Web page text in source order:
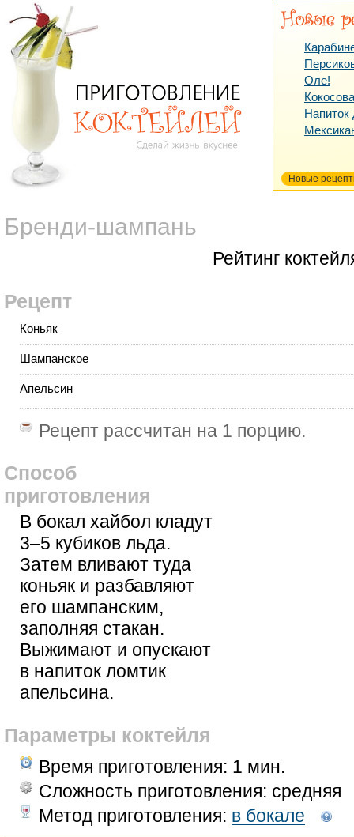
Оле!
Напиток
Новые
Бренди-шампань
Рейтинг
Рецепт
Коньяк
Шампанское
Апельсин
Рецепт рассчитан на 1 порцию.
Способ
приготовления
В бокал хайбол кладут
3–5 кубиков льда.
Затем вливают туда
коньяк и разбавляют
его шампанским,
заполняя стакан.
Выжимают и опускают
в напиток ломтик
апельсина.
Параметры коктейля
Время приготовления: 1 мин.
Сложность приготовления: средняя
Метод приготовления: в бокале